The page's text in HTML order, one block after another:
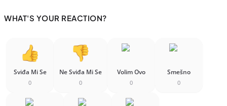
WHAT'S YOUR REACTION?
Sviđa Mi Se
0
Ne Sviđa Mi Se
0
Volim Ovo
0
Smešno
0